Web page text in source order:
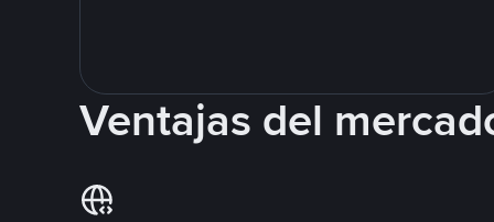
Ventajas del